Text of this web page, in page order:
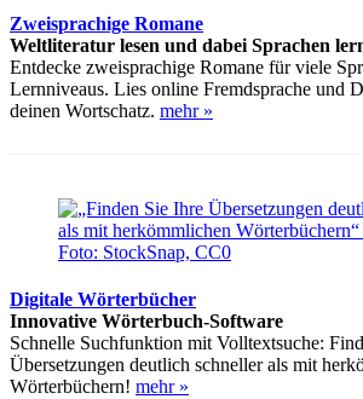
Zweisprachige Romane
Weltliteratur lesen und dabei Sprachen
Entdecke zweisprachige Romane für viele
Lernniveaus. Lies online Fremdsprache und
deinen Wortschatz. mehr »
Digitale Wörterbücher
Innovative Wörterbuch-Software
Schnelle Suchfunktion mit Volltextsuche:
Übersetzungen deutlich schneller als mit
Wörterbüchern! mehr »